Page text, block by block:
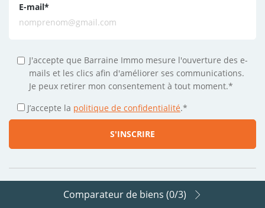
E-mail*
J'accepte que Barraine Immo mesure l'ouverture des e-
mails et les clics afin d'améliorer ses communications.
Je peux retirer mon consentement à tout moment.*
J’accepte la politique de confidentialité.*
Suivez-nous sur les réseaux
Comparateur de biens (0/3)